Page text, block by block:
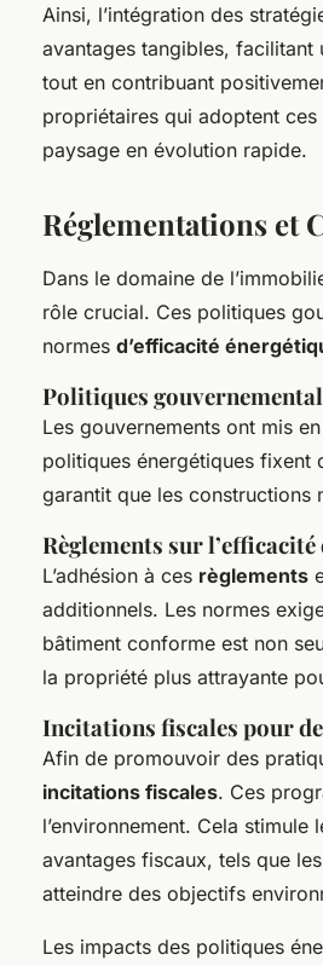
Ainsi, l’intégration des
avantages tangibles, facilitant
tout en contribuant
propriétaires qui adoptent
paysage en évolution rapide.
Réglementations et
Dans le domaine de
rôle crucial. Ces politiques
normes d’efficacité
Politiques
Les gouvernements ont mis
politiques énergétiques fixent
garantit que les constructions
Règlements sur
L’adhésion à ces règlements
additionnels. Les normes
bâtiment conforme est non
la propriété plus attrayante
Incitations fiscales pour
Afin de promouvoir des
incitations fiscales. Ces
l’environnement. Cela
avantages fiscaux, tels que
atteindre des objectifs
Les impacts des politiques